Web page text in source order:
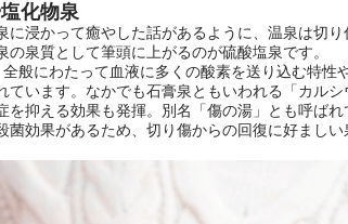
は、そんな
きをプロの
とができる
化物泉
に浸かって癒やした話があるように、温泉は切
泉質として筆頭に上がるのが硫酸塩泉です。
般にわたって血液に多くの酸素を送り込む特性
ています。なかでも石膏泉ともいわれる「カル
を抑える効果も発揮。別名「傷の湯」とも呼ば
菌効果があるため、切り傷からの回復に好まし